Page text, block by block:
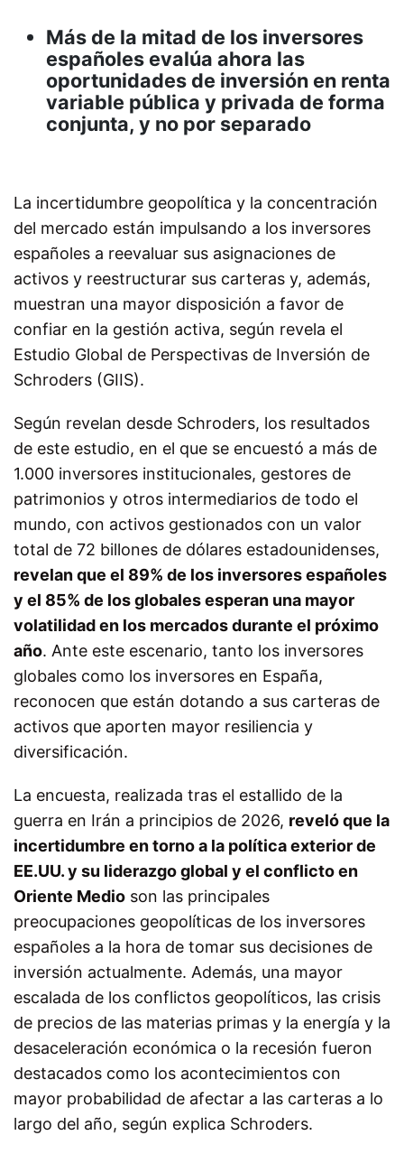
Más de la mitad de los inversores
españoles evalúa ahora las
oportunidades de inversión en renta
variable pública y privada de forma
conjunta, y no por separado
La incertidumbre geopolítica y la concentración
del mercado están impulsando a los inversores
españoles a reevaluar sus asignaciones de
activos y reestructurar sus carteras y, además,
muestran una mayor disposición a favor de
confiar en la gestión activa, según revela el
Estudio Global de Perspectivas de Inversión de
Schroders (GIIS).
Según revelan desde Schroders, los resultados
de este estudio, en el que se encuestó a más de
1.000 inversores institucionales, gestores de
patrimonios y otros intermediarios de todo el
mundo, con activos gestionados con un valor
total de 72 billones de dólares estadounidenses,
revelan que el 89% de los inversores españoles
y el 85% de los globales esperan una mayor
volatilidad en los mercados durante el próximo
año. Ante este escenario, tanto los inversores
globales como los inversores en España,
reconocen que están dotando a sus carteras de
activos que aporten mayor resiliencia y
diversificación.
La encuesta, realizada tras el estallido de la
guerra en Irán a principios de 2026, reveló que la
incertidumbre en torno a la política exterior de
EE.UU. y su liderazgo global y el conflicto en
Oriente Medio son las principales
preocupaciones geopolíticas de los inversores
españoles a la hora de tomar sus decisiones de
inversión actualmente. Además, una mayor
escalada de los conflictos geopolíticos, las crisis
de precios de las materias primas y la energía y la
desaceleración económica o la recesión fueron
destacados como los acontecimientos con
mayor probabilidad de afectar a las carteras a lo
largo del año, según explica Schroders.